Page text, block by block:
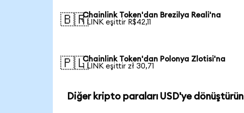
🇧🇷Chainlink Token'dan Brezilya Reali'na
1 LINK eşittir R$42,11
🇵🇱Chainlink Token'dan Polonya Zlotisi'na
1 LINK eşittir zł 30,71
Diğer kripto paraları USD'ye dönüştürün